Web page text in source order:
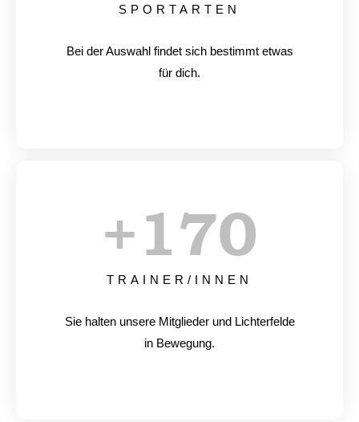
SPORTARTEN
Bei der Auswahl findet sich bestimmt etwas
für dich.
TRAINER/INNEN
+170
Sie halten unsere Mitglieder und Lichterfelde
in Bewegung.